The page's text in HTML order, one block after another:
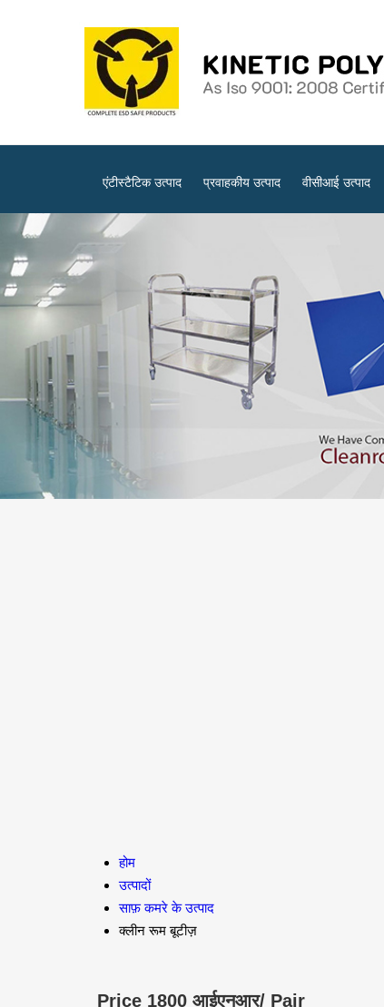
एंटीस्टैटिक उत्पाद प्रवाहकीय उत्पाद वीसीआई उत्पाद
साफ़ कमरे के उत्पाद
स्थैतिकरोधी पहनने योग्य विरोधी स्थैतिक जूते
प्रवाहकीय ट्रेलरों और ट्रॉलियों
होम
उत्पादों
साफ़ कमरे के उत्पाद
क्लीन रूम बूटीज़
Price 1800 आईएनआर/ Pair